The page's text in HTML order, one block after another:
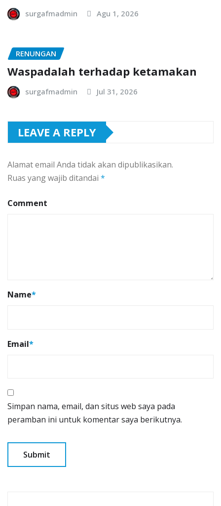
surgafmadmin Agu 1, 2026
RENUNGAN
Waspadalah terhadap ketamakan
surgafmadmin Jul 31, 2026
LEAVE A REPLY
Alamat email Anda tidak akan dipublikasikan.
Ruas yang wajib ditandai *
Comment
Name*
Email*
Simpan nama, email, dan situs web saya pada
peramban ini untuk komentar saya berikutnya.